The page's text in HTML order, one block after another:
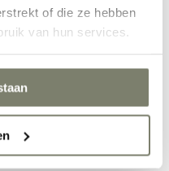
of die ze hebben
van hun services.
140x70cm